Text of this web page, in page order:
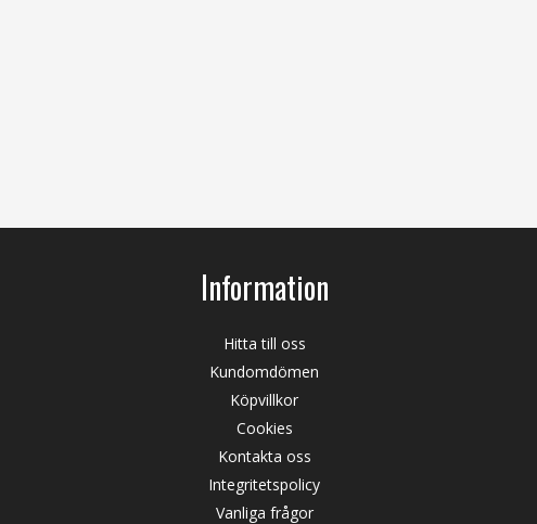
Information
Hitta till oss
Kundomdömen
Köpvillkor
Cookies
Kontakta oss
Integritetspolicy
Vanliga frågor